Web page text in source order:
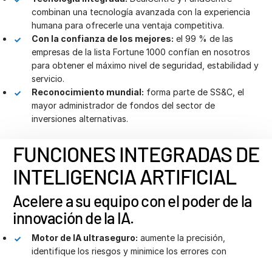
简体中文
繁體中文
Français
Deutsch
日本語
한국인
Português
Italiano
Dutch
OBTENER UN PRESUPUESTO
combinan una tecnología avanzada con la experiencia
humana para ofrecerle una ventaja competitiva.
Con la confianza de los mejores: el 99 % de las
empresas de la lista Fortune 1000 confían en nosotros
para obtener el máximo nivel de seguridad, estabilidad y
servicio.
Reconocimiento mundial: forma parte de SS&C, el
mayor administrador de fondos del sector de
inversiones alternativas.
FUNCIONES INTEGRADAS DE
INTELIGENCIA ARTIFICIAL
Acelere a su equipo con el poder de la
innovación de la IA.
Motor de IA ultraseguro: aumente la precisión,
identifique los riesgos y minimice los errores con